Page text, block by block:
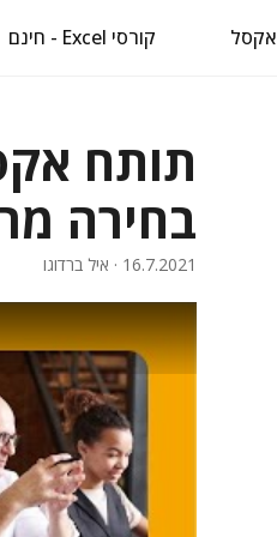
קורסי Excel - חינם
בחירה
16.7.2021 · איל ברדוגו